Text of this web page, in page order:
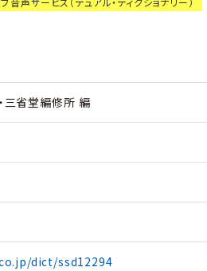
三省堂編修所 編
dict/ssd12294